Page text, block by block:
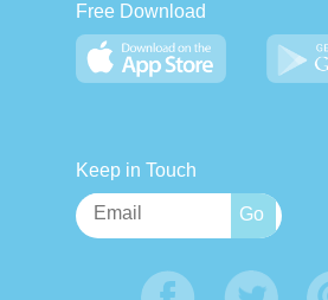
Free Download
Keep in Touch